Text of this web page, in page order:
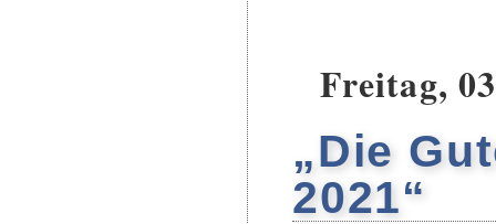
Freitag,
„Die
2021“